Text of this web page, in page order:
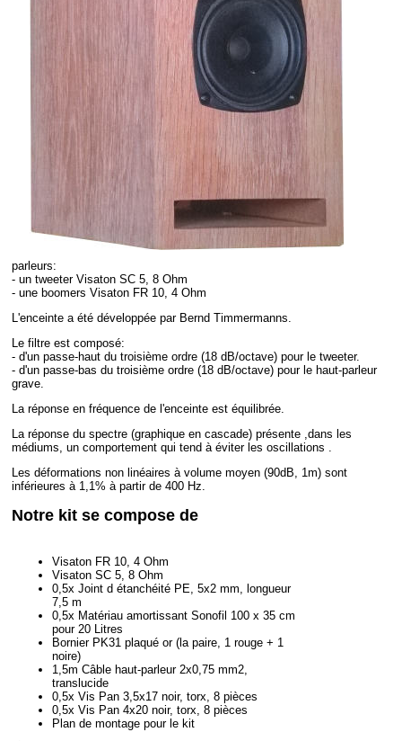
parleurs:
- un tweeter Visaton SC 5, 8 Ohm
- une boomers Visaton FR 10, 4 Ohm
L'enceinte a été développée par Bernd Timmermanns.
Le filtre est composé:
- d'un passe-haut du troisième ordre (18 dB/octave) pour le tweeter.
- d'un passe-bas du troisième ordre (18 dB/octave) pour le haut-parleur
grave.
La réponse en fréquence de l'enceinte est équilibrée.
La réponse du spectre (graphique en cascade) présente ,dans les
médiums, un comportement qui tend à éviter les oscillations .
Les déformations non linéaires à volume moyen (90dB, 1m) sont
inférieures à 1,1% à partir de 400 Hz.
Notre kit se compose de
Visaton FR 10, 4 Ohm
Visaton SC 5, 8 Ohm
0,5x Joint d étanchéité PE, 5x2 mm, longueur
7,5 m
0,5x Matériau amortissant Sonofil 100 x 35 cm
pour 20 Litres
Bornier PK31 plaqué or (la paire, 1 rouge + 1
noire)
1,5m Câble haut-parleur 2x0,75 mm2,
translucide
0,5x Vis Pan 3,5x17 noir, torx, 8 pièces
0,5x Vis Pan 4x20 noir, torx, 8 pièces
Plan de montage pour le kit